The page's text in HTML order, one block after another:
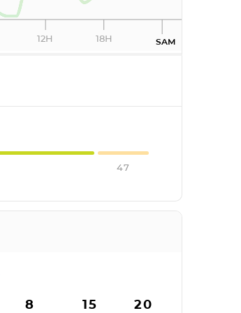
12H 18H SAM
47
8 15 20